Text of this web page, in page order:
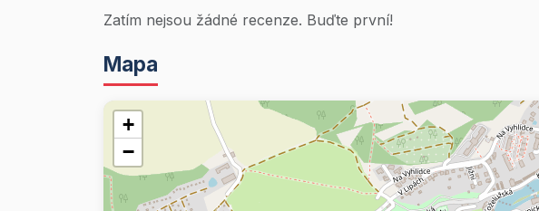
Zatím nejsou žádné recenze. Buďte první!
Mapa
+
−